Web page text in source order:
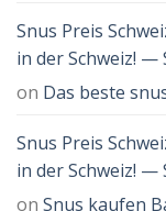
Snus Preis
in der Schweiz! —
on Das beste
Snus Preis
in der Schweiz! —
on Snus kaufen